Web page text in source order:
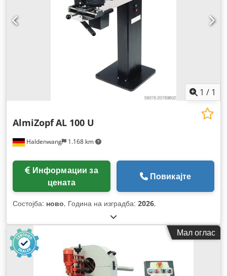
1 / 1
Haldenwang 1.168 km
AlmiZopfAL 100 U
цената
Повикајте
Состојба: ново, Година на изградба: 2026,
Мал оглас